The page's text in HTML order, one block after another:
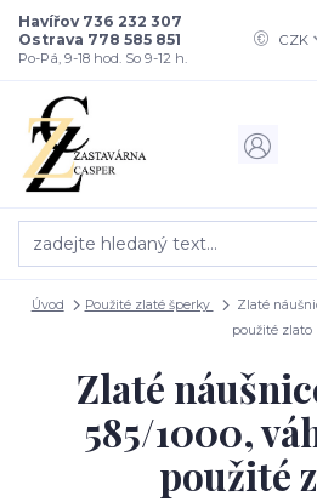
CZK
Havířov 736 232 307
Ostrava 778 585 851
Po-Pá, 9-18 hod. So 9-12 h.
Úvod Použité zlaté šperky
Zlaté
použité zlato
Zlaté
585/1000,
použité